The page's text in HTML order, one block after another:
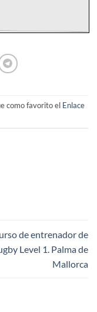
como favorito el Enlace
de entrenador de
Level 1. Palma de
Mallorca